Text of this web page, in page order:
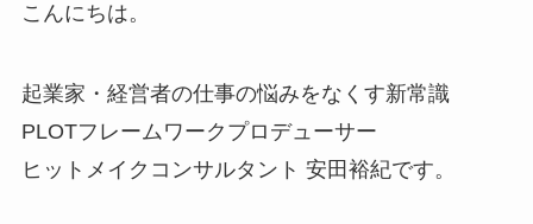
こんにちは。
起業家・経営者の仕事の悩みをなくす新常識
PLOTフレームワークプロデューサー
ヒットメイクコンサルタント 安田裕紀です。